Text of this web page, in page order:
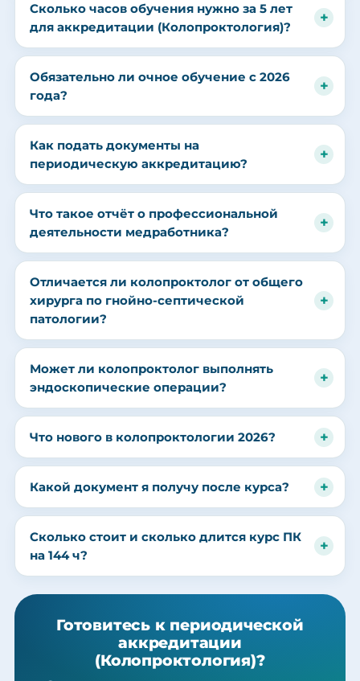
Сколько часов обучения нужно за 5 лет
для аккредитации (Колопроктология)?
Обязательно ли очное обучение с 2026
года?
Как подать документы на
периодическую аккредитацию?
Что такое отчёт о профессиональной
деятельности медработника?
Отличается ли колопроктолог от общего
хирурга по гнойно-септической
патологии?
Может ли колопроктолог выполнять
эндоскопические операции?
Что нового в колопроктологии 2026?
Какой документ я получу после курса?
Сколько стоит и сколько длится курс ПК
на 144 ч?
Готовитесь к периодической
аккредитации
(Колопроктология)?